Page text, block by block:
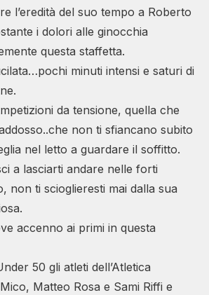
l’eredità del suo tempo a Roberto
i dolori alle ginocchia
questa staffetta.
minuti intensi e saturi di
da tensione, quella che
non ti sfiancano subito
nel letto a guardare il soffitto.
a lasciarti andare nelle forti
non ti scioglieresti mai dalla sua
accenno ai primi in questa
50 gli atleti dell’Atletica
Matteo Rosa e Sami Riffi e